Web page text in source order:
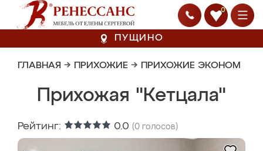
0
ПУЩИНО
ГЛАВНАЯ → ПРИХОЖИЕ → ПРИХОЖИЕ ЭКОНОМ
Прихожая "Кетцала"
Рейтинг: 0.0 (0 голосов)